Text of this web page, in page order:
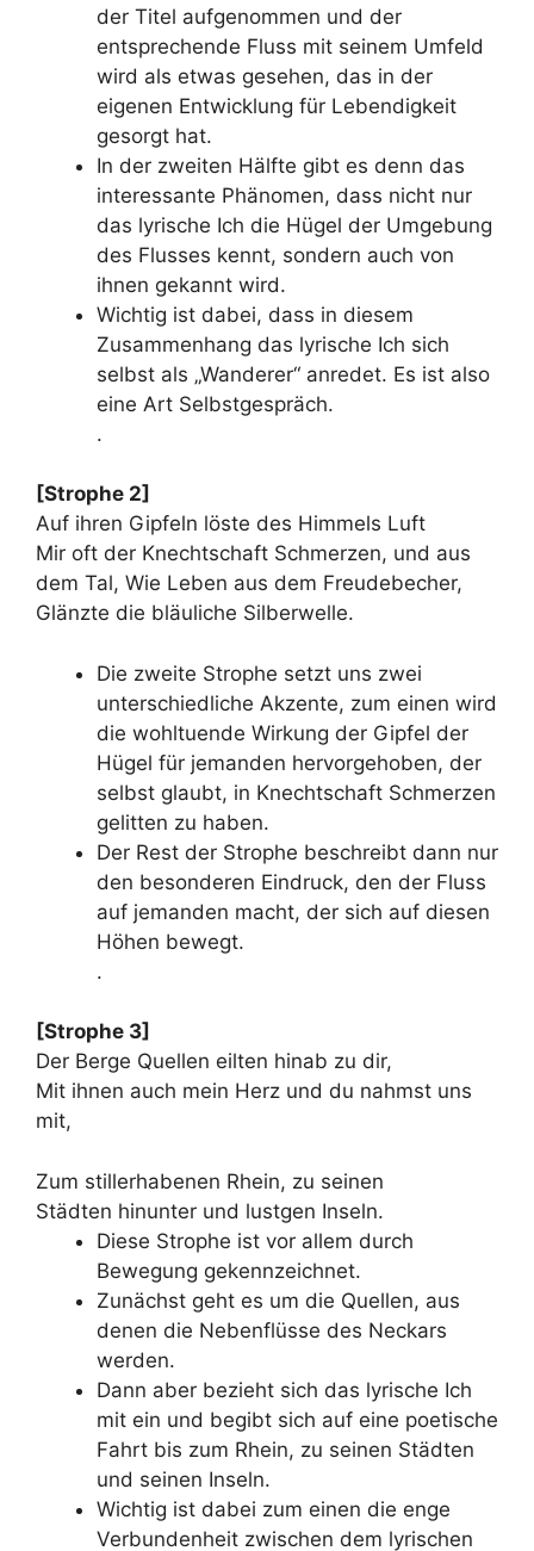
der Titel aufgenommen und der
entsprechende Fluss mit seinem Umfeld
wird als etwas gesehen, das in der
eigenen Entwicklung für Lebendigkeit
gesorgt hat.
In der zweiten Hälfte gibt es denn das
interessante Phänomen, dass nicht nur
das lyrische Ich die Hügel der Umgebung
des Flusses kennt, sondern auch von
ihnen gekannt wird.
Wichtig ist dabei, dass in diesem
Zusammenhang das lyrische Ich sich
selbst als „Wanderer“ anredet. Es ist also
eine Art Selbstgespräch.
.
[Strophe 2]
Auf ihren Gipfeln löste des Himmels Luft
Mir oft der Knechtschaft Schmerzen, und aus
dem Tal, Wie Leben aus dem Freudebecher,
Glänzte die bläuliche Silberwelle.
Die zweite Strophe setzt uns zwei
unterschiedliche Akzente, zum einen wird
die wohltuende Wirkung der Gipfel der
Hügel für jemanden hervorgehoben, der
selbst glaubt, in Knechtschaft Schmerzen
gelitten zu haben.
Der Rest der Strophe beschreibt dann nur
den besonderen Eindruck, den der Fluss
auf jemanden macht, der sich auf diesen
Höhen bewegt.
.
[Strophe 3]
Der Berge Quellen eilten hinab zu dir,
Mit ihnen auch mein Herz und du nahmst uns
mit,
Zum stillerhabenen Rhein, zu seinen
Städten hinunter und lustgen Inseln.
Diese Strophe ist vor allem durch
Bewegung gekennzeichnet.
Zunächst geht es um die Quellen, aus
denen die Nebenflüsse des Neckars
werden.
Dann aber bezieht sich das lyrische Ich
mit ein und begibt sich auf eine poetische
Fahrt bis zum Rhein, zu seinen Städten
und seinen Inseln.
Wichtig ist dabei zum einen die enge
Verbundenheit zwischen dem lyrischen